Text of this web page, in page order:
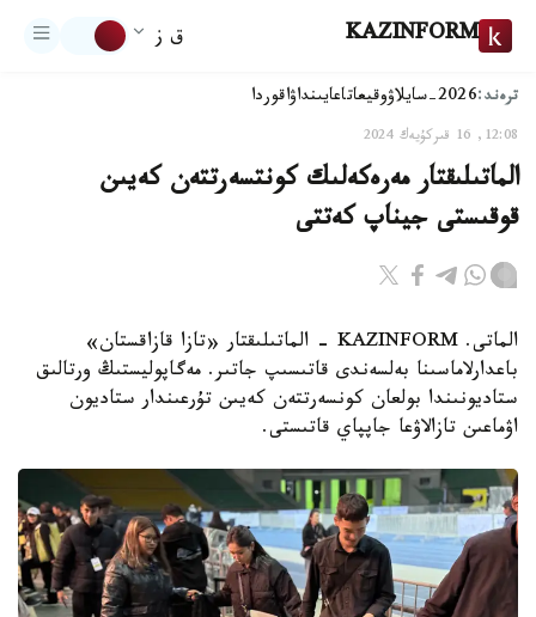
KAZINFORM ق ز
ترەند:2026-سايلاۋ وقيعاتاعايىنداۋاقوردا
12:08, 16 قىركۇيەك 2024
الماتىلىقتار مەرەكەلىك كونتسەرتتەن كەيىن
قوقىستى جيناپ كەتتى
الماتى. KAZINFORM - الماتىلىقتار «تازا قازاقستان»
باعدارلاماسىنا بەلسەندى قاتىسىپ جاتىر. مەگاپوليستىڭ ورتالىق
ستاديونىندا بولعان كونسەرتتەن كەيىن تۇرعىندار ستاديون
اۋماعىن تازالاۋعا جاپپاي قاتىستى.